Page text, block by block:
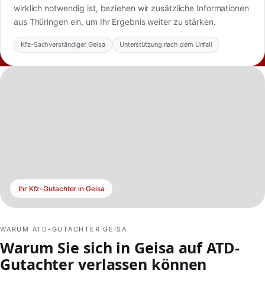
wirklich notwendig ist, beziehen wir zusätzliche Informationen
aus Thüringen ein, um Ihr Ergebnis weiter zu stärken.
Kfz-Sachverständiger Geisa Unterstützung nach dem Unfall
Ihr Kfz-Gutachter in Geisa
WARUM ATD-GUTACHTER GEISA
Warum Sie sich in Geisa auf ATD-
Gutachter verlassen können